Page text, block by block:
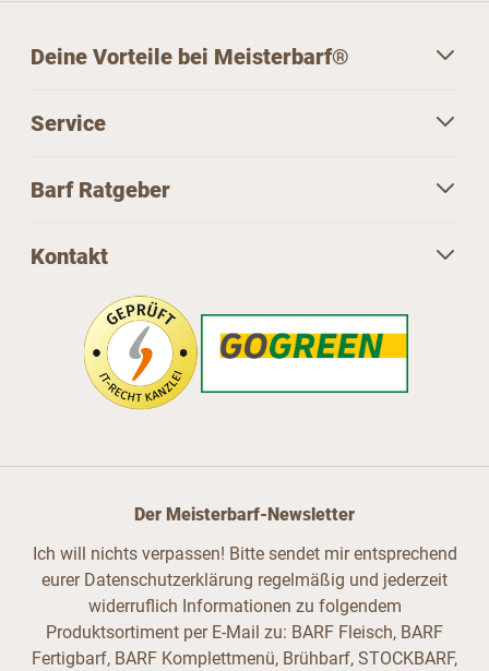
Deine Vorteile bei Meisterbarf®
Service
Barf Ratgeber
Kontakt
Der Meisterbarf-Newsletter
Ich will nichts verpassen! Bitte sendet mir entsprechend
eurer Datenschutzerklärung regelmäßig und jederzeit
widerruflich Informationen zu folgendem
Produktsortiment per E-Mail zu: BARF Fleisch, BARF
Fertigbarf, BARF Komplettmenü, Brühbarf, STOCKBARF,